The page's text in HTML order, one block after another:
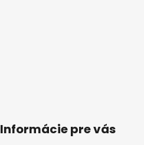
Informácie pre vás